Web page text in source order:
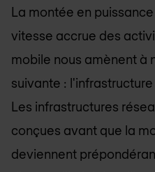
La montée en
vitesse accrue des
mobile nous amènent à
suivante :
Les infrastructures
conçues avant que la
deviennent